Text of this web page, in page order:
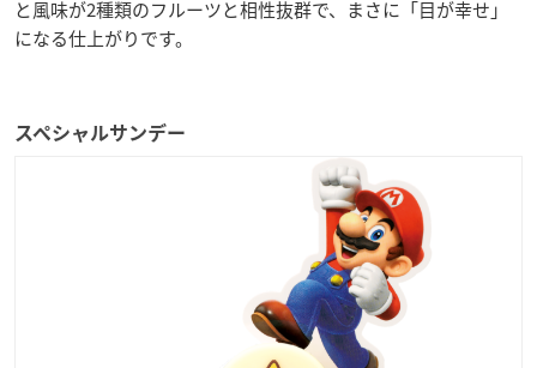
と風味が2種類のフルーツと相性抜群で、まさに「目が幸せ」
になる仕上がりです。
スペシャルサンデー